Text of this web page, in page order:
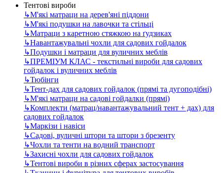
Тентові вироби
↳М'які матраци на дерев'яні піддони
↳М'які подушки на лавочки та стільці
↳Матраци з каретною стяжкою на ґудзиках
↳Навантажувальні чохли для садових гойдалок
↳Подушки і матраци для вуличних меблів
↳ПРЕМІУМ КЛАС - текстильні вироби для садових
гойдалок і вуличних меблів
↳Тюбінги
↳Тент-дах для садових гойдалок (прямі та дугоподібні)
↳М'які матраци на садові гойдалки (прямі)
↳Комплекти (матрац/навантажувальний тент + дах) для
садових гойдалок
↳Маркізи і навіси
↳Садові, вуличні штори та штори з брезенту
↳Чохли та тенти на водний транспорт
↳Захисні чохли для садових гойдалок
↳Тентові вироби в різних сферах застосування